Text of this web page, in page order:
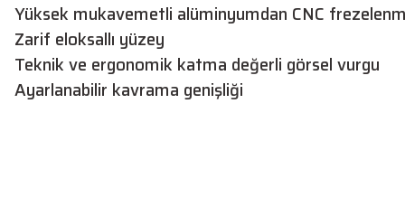
Yüksek mukavemetli alüminyumdan CNC
Zarif eloksallı yüzey
Teknik ve ergonomik katma değerli görsel vurgu
Ayarlanabilir kavrama genişliği